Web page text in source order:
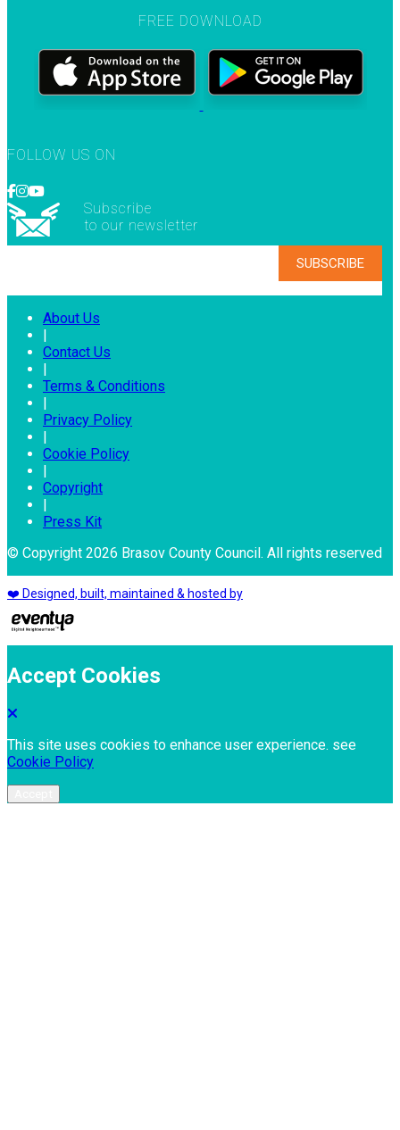
FREE DOWNLOAD
FOLLOW US ON
Subscribe
to our newsletter
About Us
|
Contact Us
|
Terms & Conditions
|
Privacy Policy
|
Cookie Policy
|
Copyright
|
Press Kit
© Copyright 2026 Brasov County Council. All rights reserved
❤️ Designed, built, maintained & hosted by
Accept Cookies
This site uses cookies to enhance user experience. see
Cookie Policy